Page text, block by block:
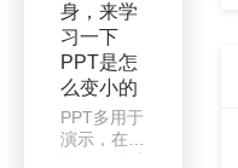
身，来学
习一下
PPT是怎
么变小的
PPT多用于
演示，在编